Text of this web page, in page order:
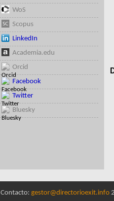
WoS
Scopus
LinkedIn
Academia.edu
Orcid
Facebook
Twitter
Bluesky
Contacto: gestor@directorioexit.info